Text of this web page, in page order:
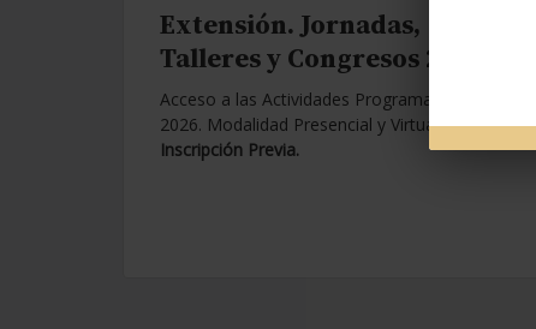
Extensión. Jornadas,
Talleres y Congresos 2026.
Acceso a las Actividades Programadas para
2026. Modalidad Presencial y Virtual.Con
Inscripción Previa.